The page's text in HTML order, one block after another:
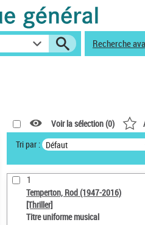
Recherche
Voir la sélection (0)
Tri par : Défaut
1
Temperton, Rod (1947-2016)
[Thriller]
Titre uniforme musical